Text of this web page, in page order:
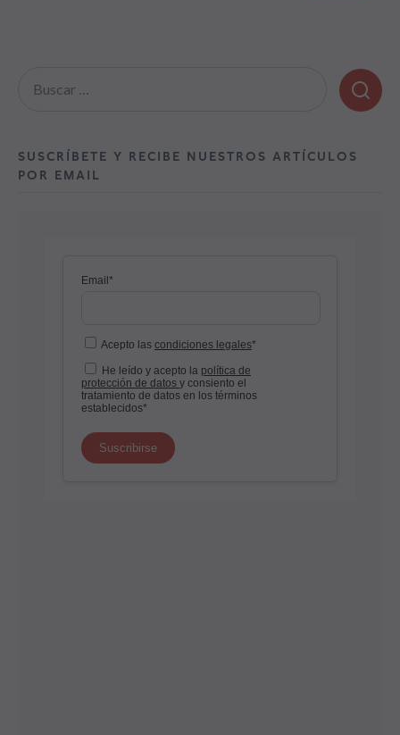
SUSCRÍBETE Y RECIBE NUESTROS ARTÍCULOS
POR EMAIL